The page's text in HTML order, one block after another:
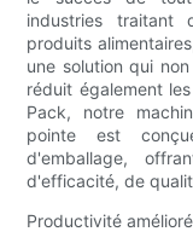
industries
produits
une solution qui
réduit également
Pack, notre
pointe est
d'emballage,
d'efficacité, de
Productivité